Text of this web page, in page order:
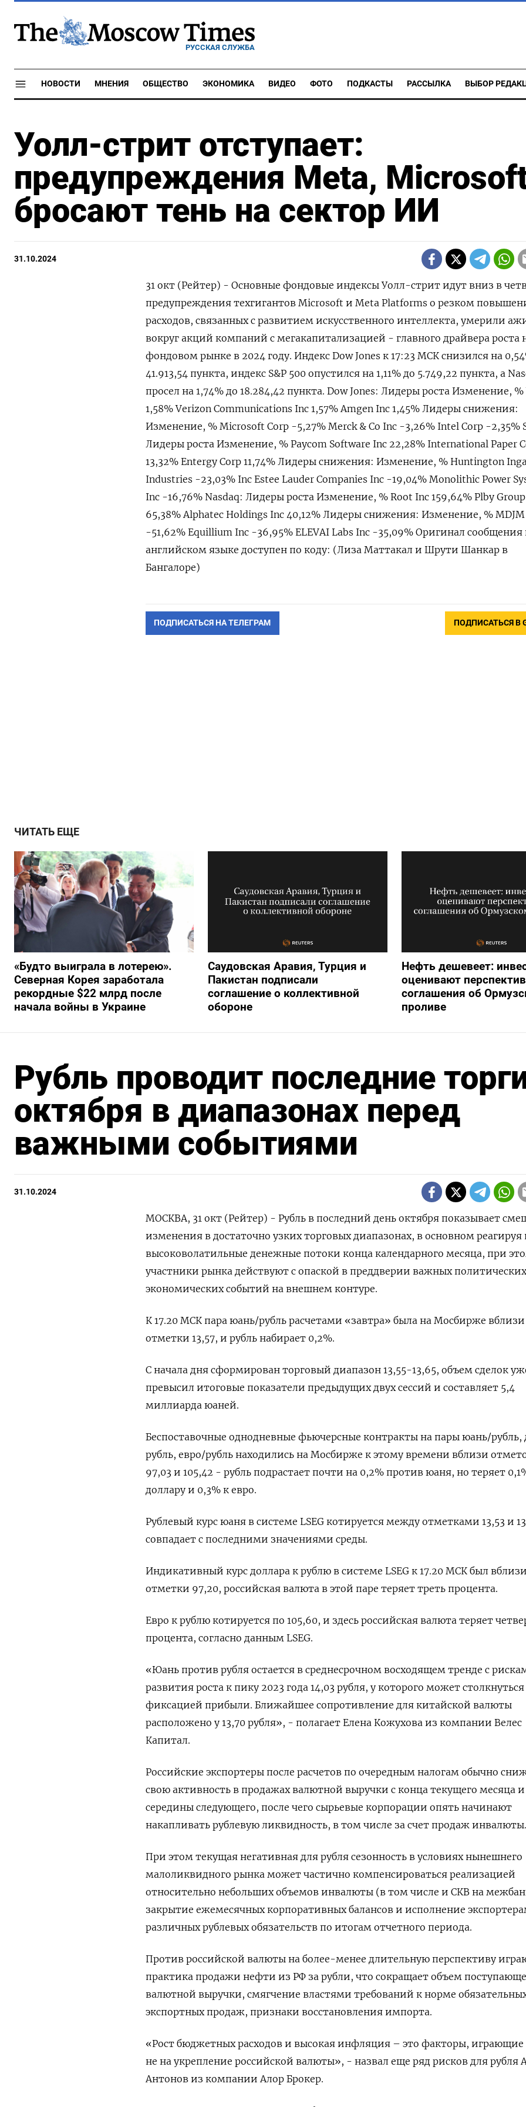
РУССКАЯ СЛУЖБА
НОВОСТИ МНЕНИЯ ОБЩЕСТВО ЭКОНОМИКА ВИДЕО ФОТО ПОДКАСТЫ РАССЫЛКА ВЫБОР
Уолл-стрит отступает:
предупреждения Meta,
бросают тень на сектор ИИ
31.10.2024
31 окт (Рейтер) - Основные фондовые индексы Уолл-стрит идут вниз в
предупреждения техгигантов Microsoft и Meta Platforms о резком
расходов, связанных с развитием искусственного интеллекта, умерили
вокруг акций компаний с мегакапитализацией - главного драйвера роста
фондовом рынке в 2024 году. Индекс Dow Jones к 17:23 МСК снизился на
41.913,54 пункта, индекс S&P 500 опустился на 1,11% до 5.749,22​ пункта, а
просел на 1,74% до 18.284,42 пункта. Dow Jones: Лидеры роста Изменение, %
1,58% Verizon Communications Inc 1,57% Amgen Inc 1,45% Лидеры снижения:
Изменение, % Microsoft Corp -5,27% Merck & Co Inc -3,26% Intel Corp -2,35%
Лидеры роста Изменение, % Paycom Software Inc 22,28% International Paper
13,32% Entergy Corp 11,74% Лидеры снижения: Изменение, % Huntington
Industries -23,03% Inc Estee Lauder Companies Inc -19,04% Monolithic Power
Inc -16,76% Nasdaq: Лидеры роста Изменение, % Root Inc 159,64% Plby
65,38% Alphatec Holdings Inc 40,12% Лидеры снижения: Изменение, %
-51,62% Equillium Inc -36,95% ELEVAI Labs Inc -35,09% Оригинал сообщения
английском языке доступен по коду: (Лиза Маттакал и Шрути Шанкар в
Бангалоре)
ПОДПИСАТЬСЯ НА ТЕЛЕГРАМ ПОДПИСАТЬСЯ В
ЧИТАТЬ ЕЩЕ
«Будто выиграла в лотерею».
Северная Корея заработала
рекордные $22 млрд после
начала войны в Украине
Саудовская Аравия, Турция и
Пакистан подписали
соглашение о коллективной
обороне
Нефть дешевеет:
оценивают
соглашения об
проливе
Рубль проводит последние
октября в диапазонах перед
важными событиями
31.10.2024
МОСКВА, 31 окт (Рейтер) - Рубль в последний день октября показывает
изменения в достаточно узких торговых диапазонах, в основном реагируя
высоковолатильные денежные потоки конца календарного месяца, при
участники рынка действуют с опаской в преддверии важных
экономических событий на внешнем контуре.
К 17.20 МСК пара юань/рубль расчетами «завтра» была на Мосбирже вблизи
отметки 13,57, и рубль набирает 0,2%.
С начала дня сформирован торговый диапазон 13,55-13,65, объем сделок
превысил итоговые показатели предыдущих двух сессий и составляет 5,4
миллиарда юаней.
Беспоставочные однодневные фьючерсные контракты на пары юань/рубль,
рубль, евро/рубль находились на Мосбирже к этому времени вблизи
97,03 и 105,42 - рубль подрастает почти на 0,2% против юаня, но теряет
доллару и 0,3% к евро.
Рублевый курс юаня в системе LSEG котируется между отметками 13,53 и
совпадает с последними значениями среды.
Индикативный курс доллара к рублю в системе LSEG к 17.20 МСК был вблизи
отметки 97,20, российская валюта в этой паре теряет треть процента.
Евро к рублю котируется по 105,60, и здесь российская валюта теряет
процента, согласно данным LSEG.
«Юань против рубля остается в среднесрочном восходящем тренде с
развития роста к пику 2023 года 14,03 рубля, у которого может столкнуться
фиксацией прибыли. Ближайшее сопротивление для китайской валюты
расположено у 13,70 рубля», - полагает Елена Кожухова из компании Велес
Капитал.
Российские экспортеры после расчетов по очередным налогам обычно
свою активность в продажах валютной выручки с конца текущего месяца и
середины следующего, после чего сырьевые корпорации опять начинают
накапливать рублевую ликвидность, в том числе за счет продаж инвалюты.
При этом текущая негативная для рубля сезонность в условиях нынешнего
малоликвидного рынка может частично компенсироваться реализацией
относительно небольших объемов инвалюты (в том числе и СКВ на
закрытие ежемесячных корпоративных балансов и исполнение
различных рублевых обязательств по итогам отчетного периода.
Против российской валюты на более-менее длительную перспективу
практика продажи нефти из РФ за рубли, что сокращает объем
валютной выручки, смягчение властями требований к норме
экспортных продаж, признаки восстановления импорта.
«Рост бюджетных расходов и высокая инфляция – это факторы,
не на укрепление российской валюты», - назвал еще ряд рисков для рубля
Антонов из компании Алор Брокер.